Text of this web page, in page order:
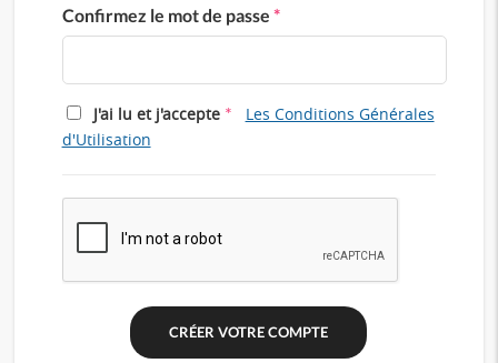
Confirmez le mot de passe *
J'ai lu et j'accepte *
Les Conditions Générales
d'Utilisation